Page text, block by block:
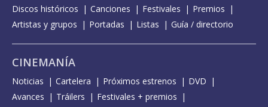
Discos históricos
Canciones Festivales
Premios
Artistas y grupos
Portadas Listas Guía / directorio
CINEMANÍA
Noticias Cartelera Próximos estrenos
DVD
Avances
Tráilers
Festivales + premios